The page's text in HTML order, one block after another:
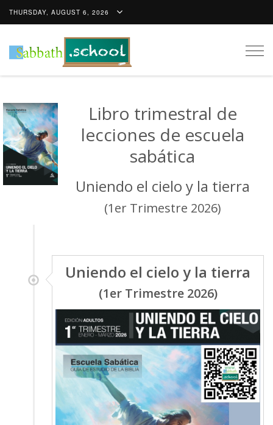
THURSDAY, AUGUST 6, 2026
Libro trimestral de
lecciones de escuela
sabática
Uniendo el cielo y la tierra
(1er Trimestre 2026)
Uniendo el cielo y la tierra
(1er Trimestre 2026)